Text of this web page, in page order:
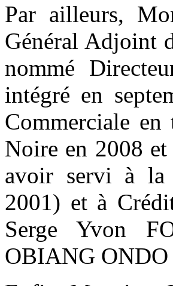
Par ailleurs,
Général Adjoint
nommé
intégré en
Commerciale
Noire en 2008 et
avoir servi à la
2001) et à
Serge Yvon
OBIANG ONDO